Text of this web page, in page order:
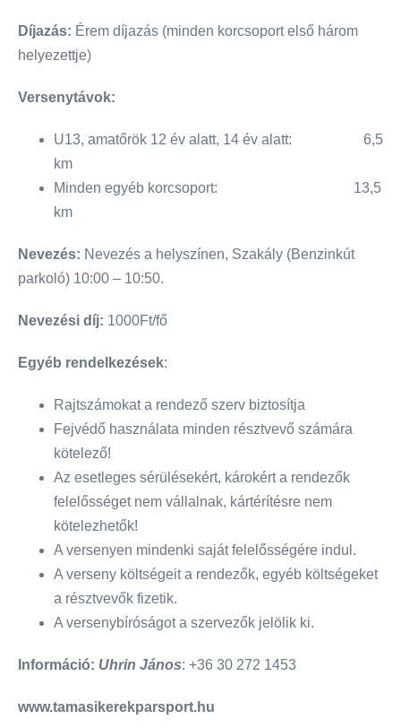
Díjazás: Érem díjazás (minden korcsoport első három
helyezettje)
Versenytávok:
U13, amatőrök 12 év alatt, 14 év alatt: 6,5
km
Minden egyéb korcsoport: 13,5
km
Nevezés: Nevezés a helyszínen, Szakály (Benzinkút
parkoló) 10:00 – 10:50.
Nevezési díj: 1000Ft/fő
Egyéb rendelkezések:
Rajtszámokat a rendező szerv biztosítja
Fejvédő használata minden résztvevő számára
kötelező!
Az esetleges sérülésekért, károkért a rendezők
felelősséget nem vállalnak, kártérítésre nem
kötelezhetők!
A versenyen mindenki saját felelősségére indul.
A verseny költségeit a rendezők, egyéb költségeket
a résztvevők fizetik.
A versenybíróságot a szervezők jelölik ki.
Információ: Uhrin János: +36 30 272 1453
www.tamasikerekparsport.hu